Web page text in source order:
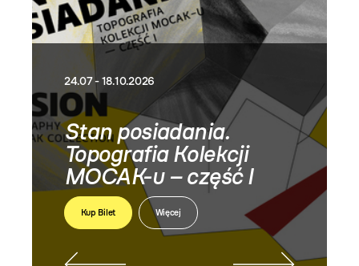
24.07 - 18.10.2026
Stan posiadania.
Topografia Kolekcji
MOCAK-u – część I
Kup Bilet Więcej